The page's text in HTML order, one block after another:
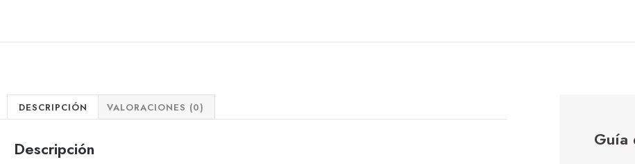
DESCRIPCIÓN VALORACIONES (0)
Descripción Guía